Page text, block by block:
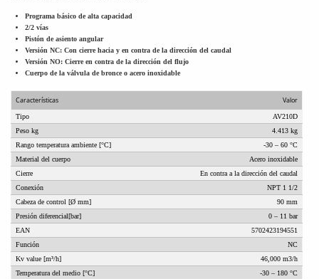
Programa básico de alta capacidad
2/2 vías
Pistón de asiento angular
Versión NC: Con cierre hacia y en contra de la dirección del caudal
Versión NO: Cierre en contra de la dirección del flujo
Cuerpo de la válvula de bronce o acero inoxidable
Características Valor
Tipo
AV210D
Peso kg
4.413 kg
Rango temperatura ambiente [°C]
-30 – 60 °C
Material del cuerpo
Acero inoxidable
Cierre
En contra a la dirección del caudal
Conexión
NPT 1 1/2
Cabeza de control [Ø mm]
90 mm
Presión diferencial[bar]
0 – 11 bar
EAN
5702423194551
Función
NC
Kv value [m³/h]
46,000 m3/h
Temperatura del medio [°C]
-30 – 180 °C